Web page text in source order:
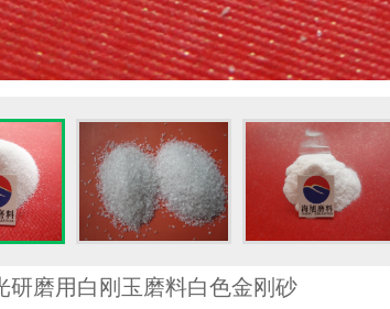
研磨用白刚玉磨料白色金刚砂